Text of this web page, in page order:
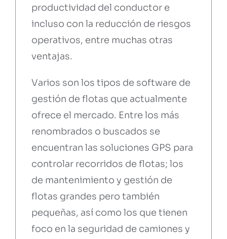
productividad del conductor e
incluso con la reducción de riesgos
operativos, entre muchas otras
ventajas.
Varios son los tipos de software de
gestión de flotas que actualmente
ofrece el mercado. Entre los más
renombrados o buscados se
encuentran las soluciones GPS para
controlar recorridos de flotas; los
de mantenimiento y gestión de
flotas grandes pero también
pequeñas, así como los que tienen
foco en la seguridad de camiones y